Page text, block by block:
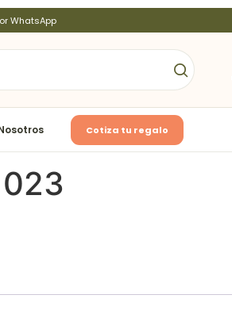
WhatsApp
Cotiza tu regalo